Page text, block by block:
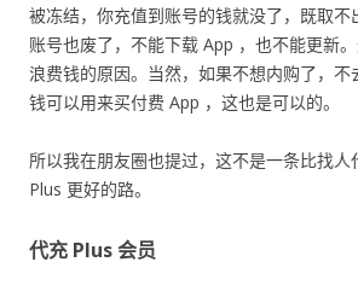
被冻结，你充值到账号的钱就没了，既取不
账号也废了，不能下载 App ，也不能更新
浪费钱的原因。当然，如果不想内购了，不
钱可以用来买付费 App ，这也是可以的。
所以我在朋友圈也提过，这不是一条比找人
Plus 更好的路。
代充 Plus 会员